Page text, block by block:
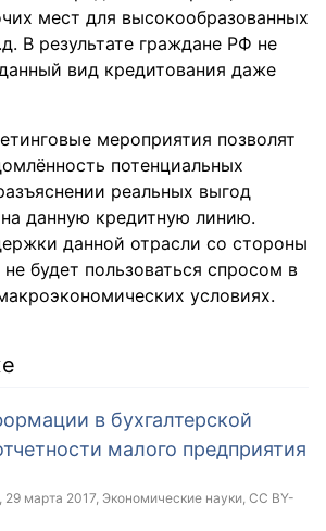
мест для высокообразованных
В результате граждане РФ не
вид кредитования даже
мероприятия позволят
потенциальных
реальных выгод
данную кредитную линию.
данной отрасли со стороны
не будет пользоваться спросом в
условиях.
в бухгалтерской
малого предприятия
29 марта 2017, Экономические науки, CC BY-